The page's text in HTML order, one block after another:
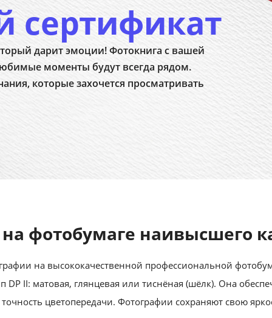
сертификат
дарит эмоции! Фотокнига с вашей
моменты будут всегда рядом.
которые захочется просматривать
фотобумаге наивысшего
на высококачественной профессиональной
DP II: матовая, глянцевая или тиснёная (шёлк). Она
цветопередачи. Фотографии сохраняют свою